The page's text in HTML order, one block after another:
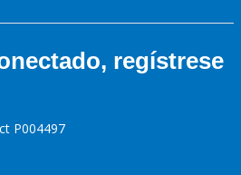
regístrese
P004497